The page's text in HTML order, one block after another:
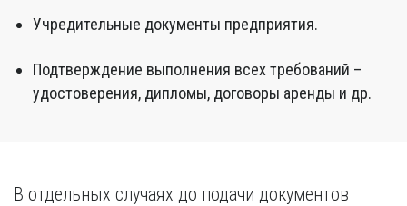
Учредительные документы предприятия.
Подтверждение выполнения всех требований –
удостоверения, дипломы, договоры аренды и др.
В отдельных случаях до подачи документов